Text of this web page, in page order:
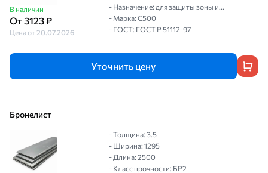
В наличии
От 3123 ₽
Цена от 20.07.2026
- Назначение: для защиты зоны и...
- Марка: С500
- ГОСТ: ГОСТ P 51112-97
Уточнить цену
Бронелист
- Толщина: 3.5
- Ширина: 1295
- Длина: 2500
- Класс прочности: БР2